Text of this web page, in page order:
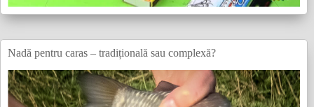
Nadă pentru caras – tradițională sau complexă?